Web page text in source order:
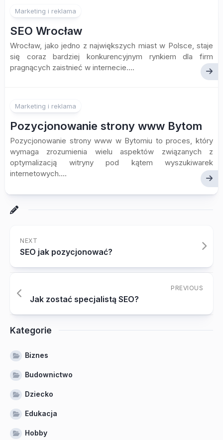
Marketing i reklama
SEO Wrocław
Wrocław, jako jedno z największych miast w Polsce, staje
się coraz bardziej konkurencyjnym rynkiem dla firm
pragnących zaistnieć w internecie....
Marketing i reklama
Pozycjonowanie strony www Bytom
Pozycjonowanie strony www w Bytomiu to proces, który
wymaga zrozumienia wielu aspektów związanych z
optymalizacją witryny pod kątem wyszukiwarek
internetowych....
NEXT
SEO jak pozycjonować?
PREVIOUS
Jak zostać specjalistą SEO?
Kategorie
Biznes
Budownictwo
Dziecko
Edukacja
Hobby